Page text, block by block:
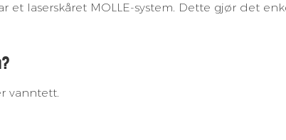
laserskåret MOLLE-system. Dette gjør det
vanntett.